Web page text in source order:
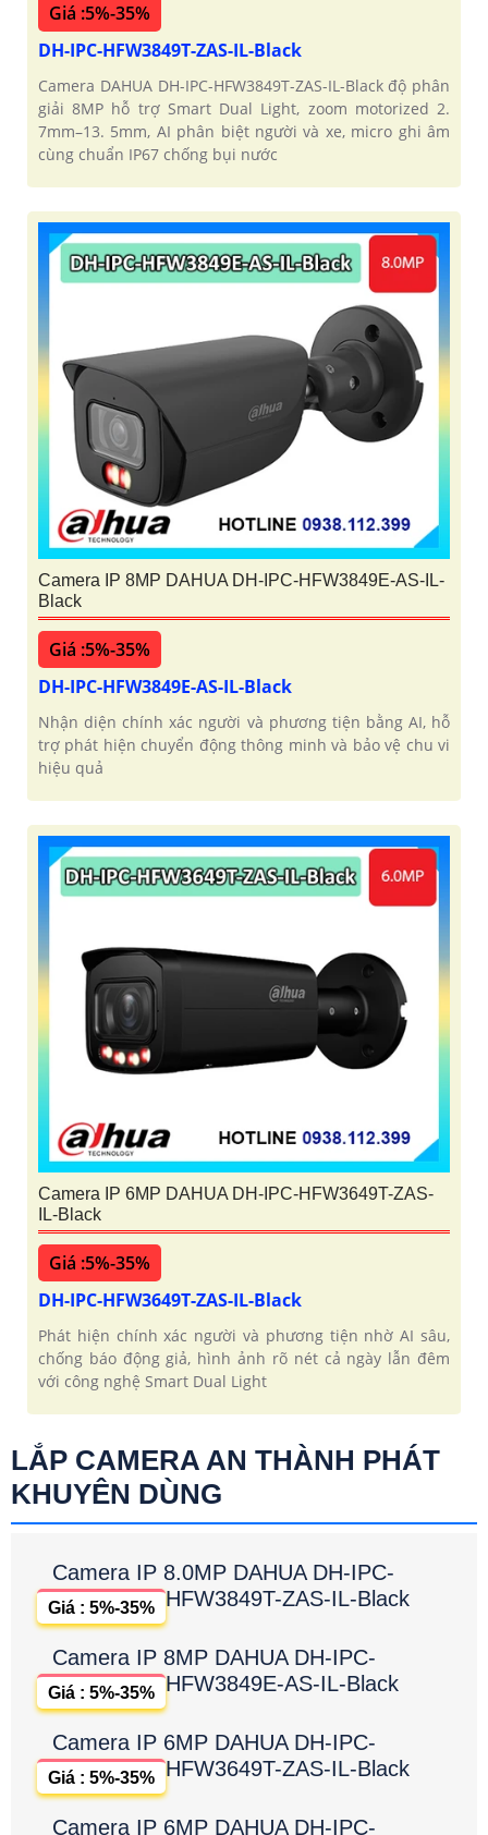
Giá :5%-35%
DH-IPC-HFW3849T-ZAS-IL-Black
Camera DAHUA DH-IPC-HFW3849T-ZAS-IL-Black độ phân
giải 8MP hỗ trợ Smart Dual Light, zoom motorized 2.
7mm–13. 5mm, AI phân biệt người và xe, micro ghi âm
cùng chuẩn IP67 chống bụi nước
Camera IP 8MP DAHUA DH-IPC-HFW3849E-AS-IL-
Black
Giá :5%-35%
DH-IPC-HFW3849E-AS-IL-Black
Nhận diện chính xác người và phương tiện bằng AI, hỗ
trợ phát hiện chuyển động thông minh và bảo vệ chu vi
hiệu quả
Camera IP 6MP DAHUA DH-IPC-HFW3649T-ZAS-
IL-Black
Giá :5%-35%
DH-IPC-HFW3649T-ZAS-IL-Black
Phát hiện chính xác người và phương tiện nhờ AI sâu,
chống báo động giả, hình ảnh rõ nét cả ngày lẫn đêm
với công nghệ Smart Dual Light
LẮP CAMERA AN THÀNH PHÁT
KHUYÊN DÙNG
Camera IP 8.0MP DAHUA DH-IPC-
HFW3849T-ZAS-IL-Black
Giá : 5%-35%
Camera IP 8MP DAHUA DH-IPC-
HFW3849E-AS-IL-Black
Giá : 5%-35%
Camera IP 6MP DAHUA DH-IPC-
HFW3649T-ZAS-IL-Black
Giá : 5%-35%
Camera IP 6MP DAHUA DH-IPC-